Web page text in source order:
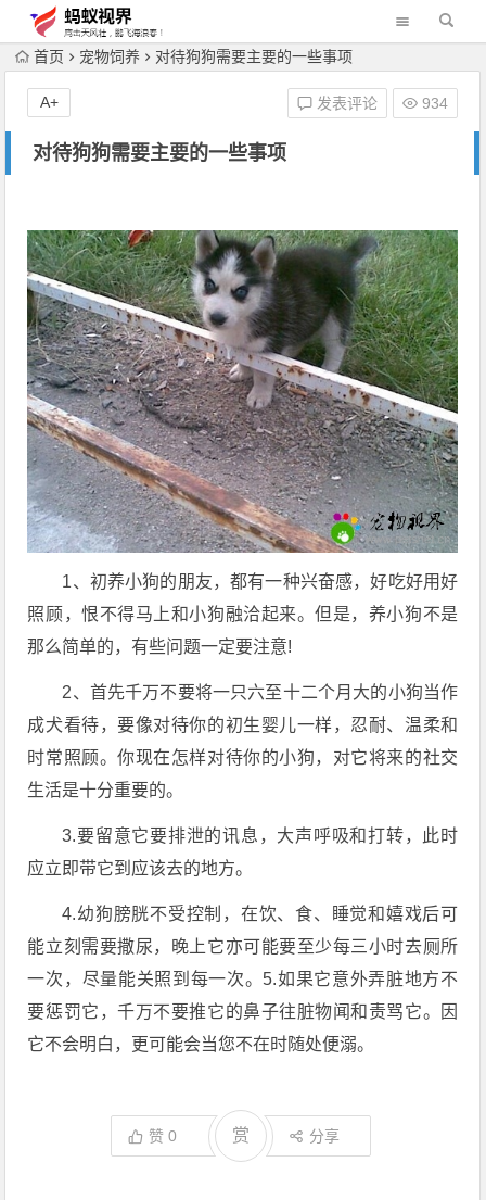
首页 宠物饲养 对待狗狗需要主要的一些事项
对待狗狗需要主要的一些事项
发表评论 934
A+
1、初养小狗的朋友，都有一种兴奋感，好吃好用好
照顾，恨不得马上和小狗融洽起来。但是，养小狗不是
那么简单的，有些问题一定要注意!
2、首先千万不要将一只六至十二个月大的小狗当作
成犬看待，要像对待你的初生婴儿一样，忍耐、温柔和
时常照顾。你现在怎样对待你的小狗，对它将来的社交
生活是十分重要的。
3.要留意它要排泄的讯息，大声呼吸和打转，此时
应立即带它到应该去的地方。
4.幼狗膀胱不受控制，在饮、食、睡觉和嬉戏后可
能立刻需要撒尿，晚上它亦可能要至少每三小时去厕所
一次，尽量能关照到每一次。5.如果它意外弄脏地方不
要惩罚它，千万不要推它的鼻子往脏物闻和责骂它。因
它不会明白，更可能会当您不在时随处便溺。
赞0 赏 分享